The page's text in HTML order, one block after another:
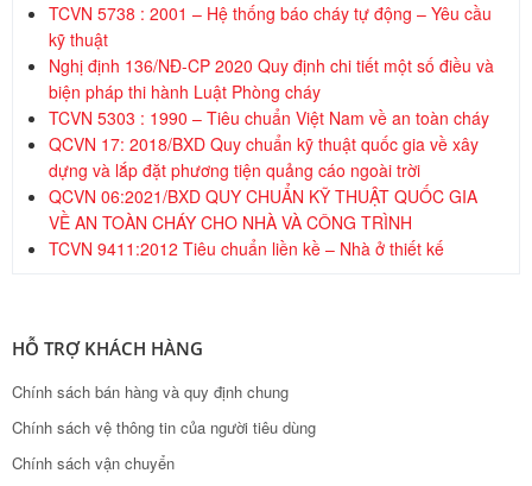
TCVN 5738 : 2001 – Hệ thống báo cháy tự động – Yêu cầu
kỹ thuật
Nghị định 136/NĐ-CP 2020 Quy định chi tiết một số điều và
biện pháp thi hành Luật Phòng cháy
TCVN 5303 : 1990 – Tiêu chuẩn Việt Nam về an toàn cháy
QCVN 17: 2018/BXD Quy chuẩn kỹ thuật quốc gia về xây
dựng và lắp đặt phương tiện quảng cáo ngoài trời
QCVN 06:2021/BXD QUY CHUẨN KỸ THUẬT QUỐC GIA
VỀ AN TOÀN CHÁY CHO NHÀ VÀ CÔNG TRÌNH
TCVN 9411:2012 Tiêu chuẩn liền kề – Nhà ở thiết kế
HỖ TRỢ KHÁCH HÀNG
Chính sách bán hàng và quy định chung
Chính sách vệ thông tin của người tiêu dùng
Chính sách vận chuyển